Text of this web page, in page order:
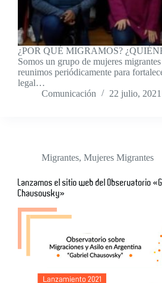
¿POR QUÉ MIGRAMOS?
Somos un grupo de mujeres
reunimos periódicamente para
legal…
Comunicación
22 julio, 2021
Migrantes, Mujeres Migrantes
Lanzamos el sitio web del Observatorio
Chausovsky»